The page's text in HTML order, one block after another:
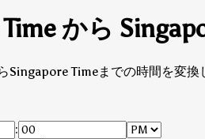
から
Singapore Timeまでの時間を変
: